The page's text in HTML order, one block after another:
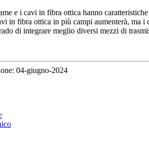
e i cavi in ​​fibra ottica hanno
in ​​fibra ottica in più campi aumenterà, ma
di integrare meglio diversi mezzi di
04-giugno-2024